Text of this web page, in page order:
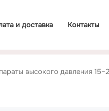
и доставка Контакты
высокого давления